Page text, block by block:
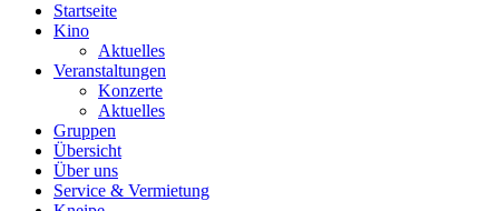
Startseite
Kino
Aktuelles
Veranstaltungen
Konzerte
Aktuelles
Gruppen
Übersicht
Über uns
Service & Vermietung